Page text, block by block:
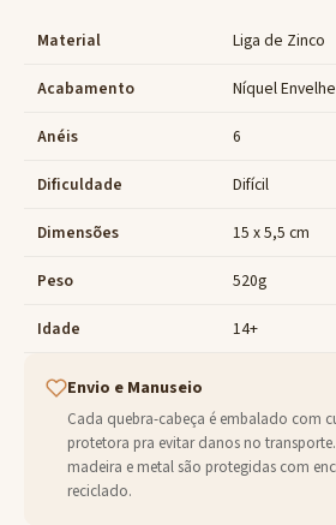
Material Liga de Zinco
Acabamento Níquel
Anéis 6
Dificuldade Difícil
Dimensões 15 x 5,5 cm
Peso 520g
Idade 14+
Envio e Manuseio
Cada quebra-cabeça é embalado com
protetora pra evitar danos no
madeira e metal são protegidas com
reciclado.